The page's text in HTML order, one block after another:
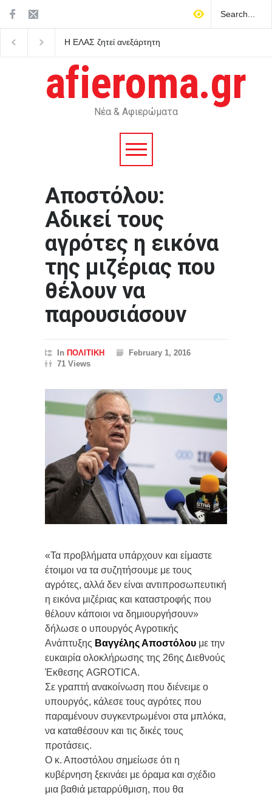
Η ΕΛΑΣ ζητεί ανεξάρτητη
έργα του προγράμματος
AntiNero στη Δυτική Αττική
afieroma.gr
Νέα & Αφιερώματα
Aποστόλου:
Αδικεί τους
αγρότες η εικόνα
της μιζέριας που
θέλουν να
παρουσιάσουν
In ΠΟΛΙΤΙΚΗ
February 1, 2016
71 Views
«Τα προβλήματα υπάρχουν και είμαστε
έτοιμοι να τα συζητήσουμε με τους
αγρότες, αλλά δεν είναι αντιπροσωπευτική
η εικόνα μιζέριας και καταστροφής που
θέλουν κάποιοι να δημιουργήσουν»
δήλωσε ο υπουργός Αγροτικής
Ανάπτυξης Βαγγέλης Αποστόλου με την
ευκαιρία ολοκλήρωσης της 26ης Διεθνούς
Έκθεσης AGROTICA.
Σε γραπτή ανακοίνωση που διένειμε ο
υπουργός, κάλεσε τους αγρότες που
παραμένουν συγκεντρωμένοι στα μπλόκα,
να καταθέσουν και τις δικές τους
προτάσεις.
Ο κ. Αποστόλου σημείωσε ότι η
κυβέρνηση ξεκινάει με όραμα και σχέδιο
μια βαθιά μεταρρύθμιση, που θα